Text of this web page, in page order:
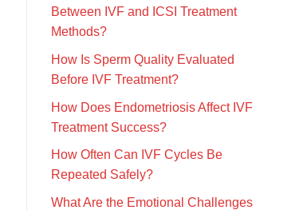
Between IVF and ICSI Treatment
Methods?
How Is Sperm Quality Evaluated
Before IVF Treatment?
How Does Endometriosis Affect IVF
Treatment Success?
How Often Can IVF Cycles Be
Repeated Safely?
What Are the Emotional Challenges